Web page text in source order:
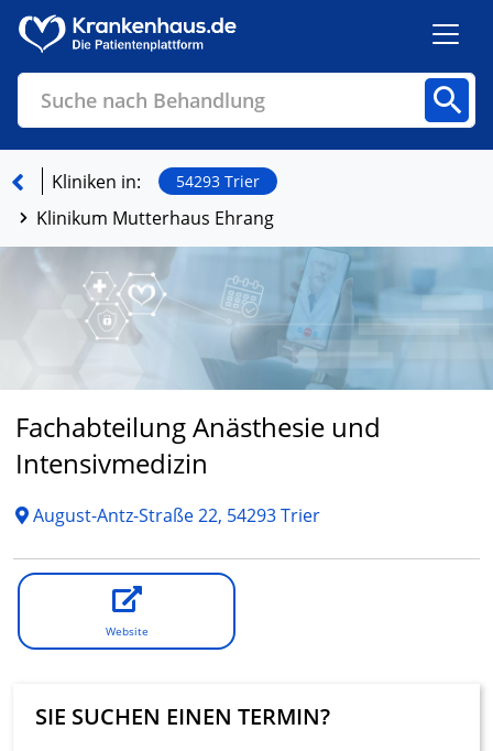
Suche nach Behandlung
Finden
Kliniken in: 54293 Trier
Klinikum Mutterhaus Ehrang
Fachabteilung Anästhesie und
Intensivmedizin
August-Antz-Straße 22, 54293 Trier
Website
SIE SUCHEN EINEN TERMIN?